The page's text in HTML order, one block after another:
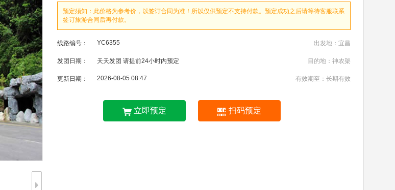
预定须知：此价格为参考价，以签订合同为准！所以仅供预定不支持付款。预定成功之后请等待客服联系
签订旅游合同后再付款。
线路编号： YC6355 出发地：宜昌
发团日期： 天天发团 请提前24小时内预定 目的地：神农架
更新日期： 2026-08-05 08:47 有效期至：长期有效
立即预定 扫码预定